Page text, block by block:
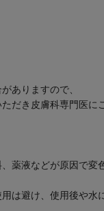
ありますので、
だき皮膚科専門医に
薬液などが原因で変
は避け、使用後や水